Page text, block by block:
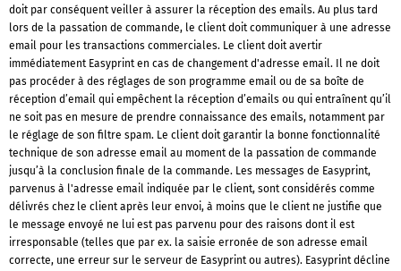
doit par conséquent veiller à assurer la réception des emails. Au plus tard
lors de la passation de commande, le client doit communiquer à une adresse
email pour les transactions commerciales. Le client doit avertir
immédiatement Easyprint en cas de changement d'adresse email. Il ne doit
pas procéder à des réglages de son programme email ou de sa boîte de
réception d’email qui empêchent la réception d’emails ou qui entraînent qu’il
ne soit pas en mesure de prendre connaissance des emails, notamment par
le réglage de son filtre spam. Le client doit garantir la bonne fonctionnalité
technique de son adresse email au moment de la passation de commande
jusqu’à la conclusion finale de la commande. Les messages de Easyprint,
parvenus à l'adresse email indiquée par le client, sont considérés comme
délivrés chez le client après leur envoi, à moins que le client ne justifie que
le message envoyé ne lui est pas parvenu pour des raisons dont il est
irresponsable (telles que par ex. la saisie erronée de son adresse email
correcte, une erreur sur le serveur de Easyprint ou autres). Easyprint décline